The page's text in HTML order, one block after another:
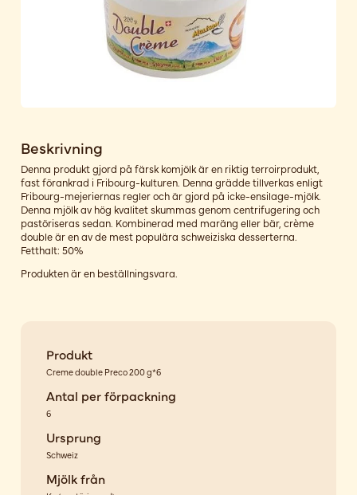
Beskrivning
Denna produkt gjord på färsk komjölk är en riktig terroirprodukt,
fast förankrad i Fribourg-kulturen. Denna grädde tillverkas enligt
Fribourg-mejeriernas regler och är gjord på icke-ensilage-mjölk.
Denna mjölk av hög kvalitet skummas genom centrifugering och
pastöriseras sedan. Kombinerad med maräng eller bär, crème
double är en av de mest populära schweiziska desserterna.
Fetthalt: 50%
Produkten är en beställningsvara.
Produkt
Creme double Preco 200 g*6
Antal per förpackning
6
Ursprung
Schweiz
Mjölk från